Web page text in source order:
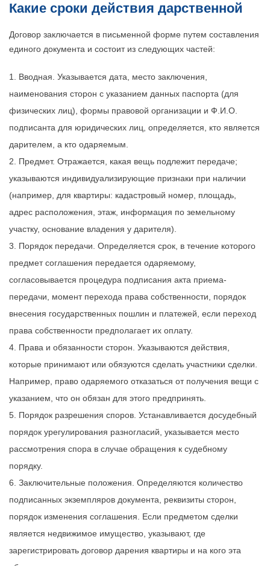
Какие сроки действия дарственной
Договор заключается в письменной форме путем составления
единого документа и состоит из следующих частей:
Вводная. Указывается дата, место заключения,
наименования сторон с указанием данных паспорта (для
физических лиц), формы правовой организации и Ф.И.О.
подписанта для юридических лиц, определяется, кто является
дарителем, а кто одаряемым.
Предмет. Отражается, какая вещь подлежит передаче;
указываются индивидуализирующие признаки при наличии
(например, для квартиры: кадастровый номер, площадь,
адрес расположения, этаж, информация по земельному
участку, основание владения у дарителя).
Порядок передачи. Определяется срок, в течение которого
предмет соглашения передается одаряемому,
согласовывается процедура подписания акта приема-
передачи, момент перехода права собственности, порядок
внесения государственных пошлин и платежей, если переход
права собственности предполагает их оплату.
Права и обязанности сторон. Указываются действия,
которые принимают или обязуются сделать участники сделки.
Например, право одаряемого отказаться от получения вещи с
указанием, что он обязан для этого предпринять.
Порядок разрешения споров. Устанавливается досудебный
порядок урегулирования разногласий, указывается место
рассмотрения спора в случае обращения к судебному
порядку.
Заключительные положения. Определяются количество
подписанных экземпляров документа, реквизиты сторон,
порядок изменения соглашения. Если предметом сделки
является недвижимое имущество, указывают, где
зарегистрировать договор дарения квартиры и на кого эта